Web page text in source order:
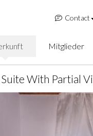
Contact
Mitglieder
With Partial